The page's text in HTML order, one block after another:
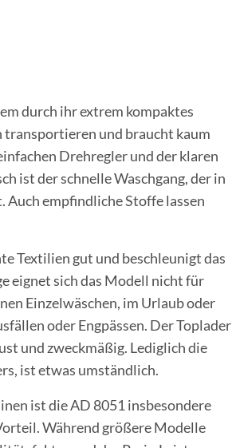
durch ihr extrem kompaktes
transportieren und braucht kaum
Drehregler und der klaren
ist der schnelle Waschgang, der in
empfindliche Stoffe lassen
Textilien gut und beschleunigt das
eignet sich das Modell nicht für
Einzelwäschen, im Urlaub oder
oder Engpässen. Der Toplader
und zweckmäßig. Lediglich die
ist etwas umständlich.
ist die AD 8051 insbesondere
Während größere Modelle